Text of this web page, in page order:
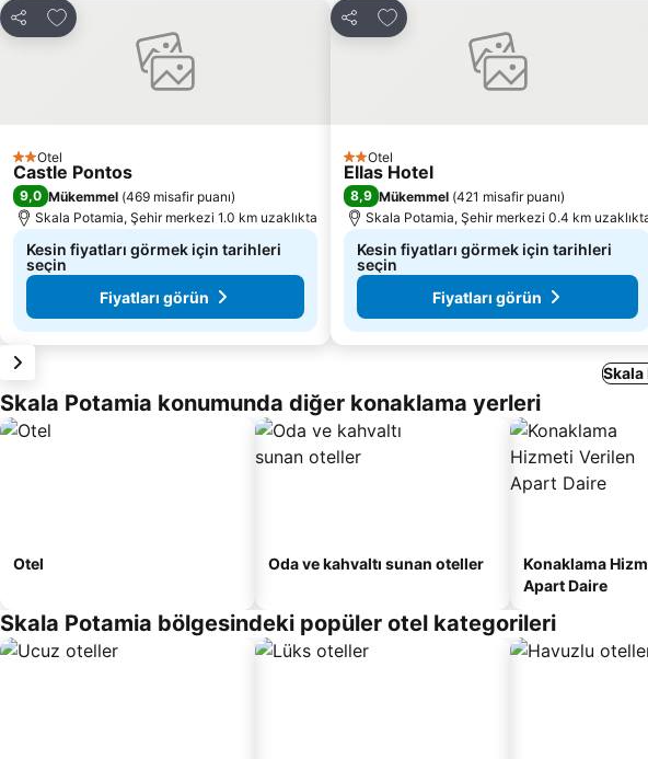
Paylaş
Favorilerime ekle
2 Yıldız
Otel
Castle Pontos
9,0 Mükemmel (469 misafir puanı)
Skala Potamia, Şehir merkezi 1.0 km uzaklıkta
Kesin fiyatları görmek için tarihleri
seçin
Fiyatları görün
Paylaş
Favorilerime ekle
2 Yıldız
Otel
Ellas Hotel
8,9 Mükemmel (421 misafir puanı)
Skala Potamia, Şehir merkezi 0.4 km
Kesin fiyatları görmek için tarihleri
seçin
Fiyatları görün
Skala Potamia konumunda diğer konaklama yerleri
Otel Oda ve kahvaltı sunan oteller
Konaklama
Apart Daire
Skala Potamia bölgesindeki popüler otel kategorileri